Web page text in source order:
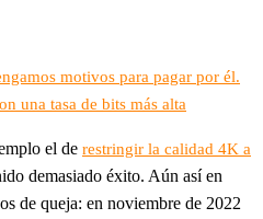
motivos para pagar por él.
una tasa de bits más alta
el de restringir la calidad 4K a
demasiado éxito. Aún así en
de queja: en noviembre de 2022